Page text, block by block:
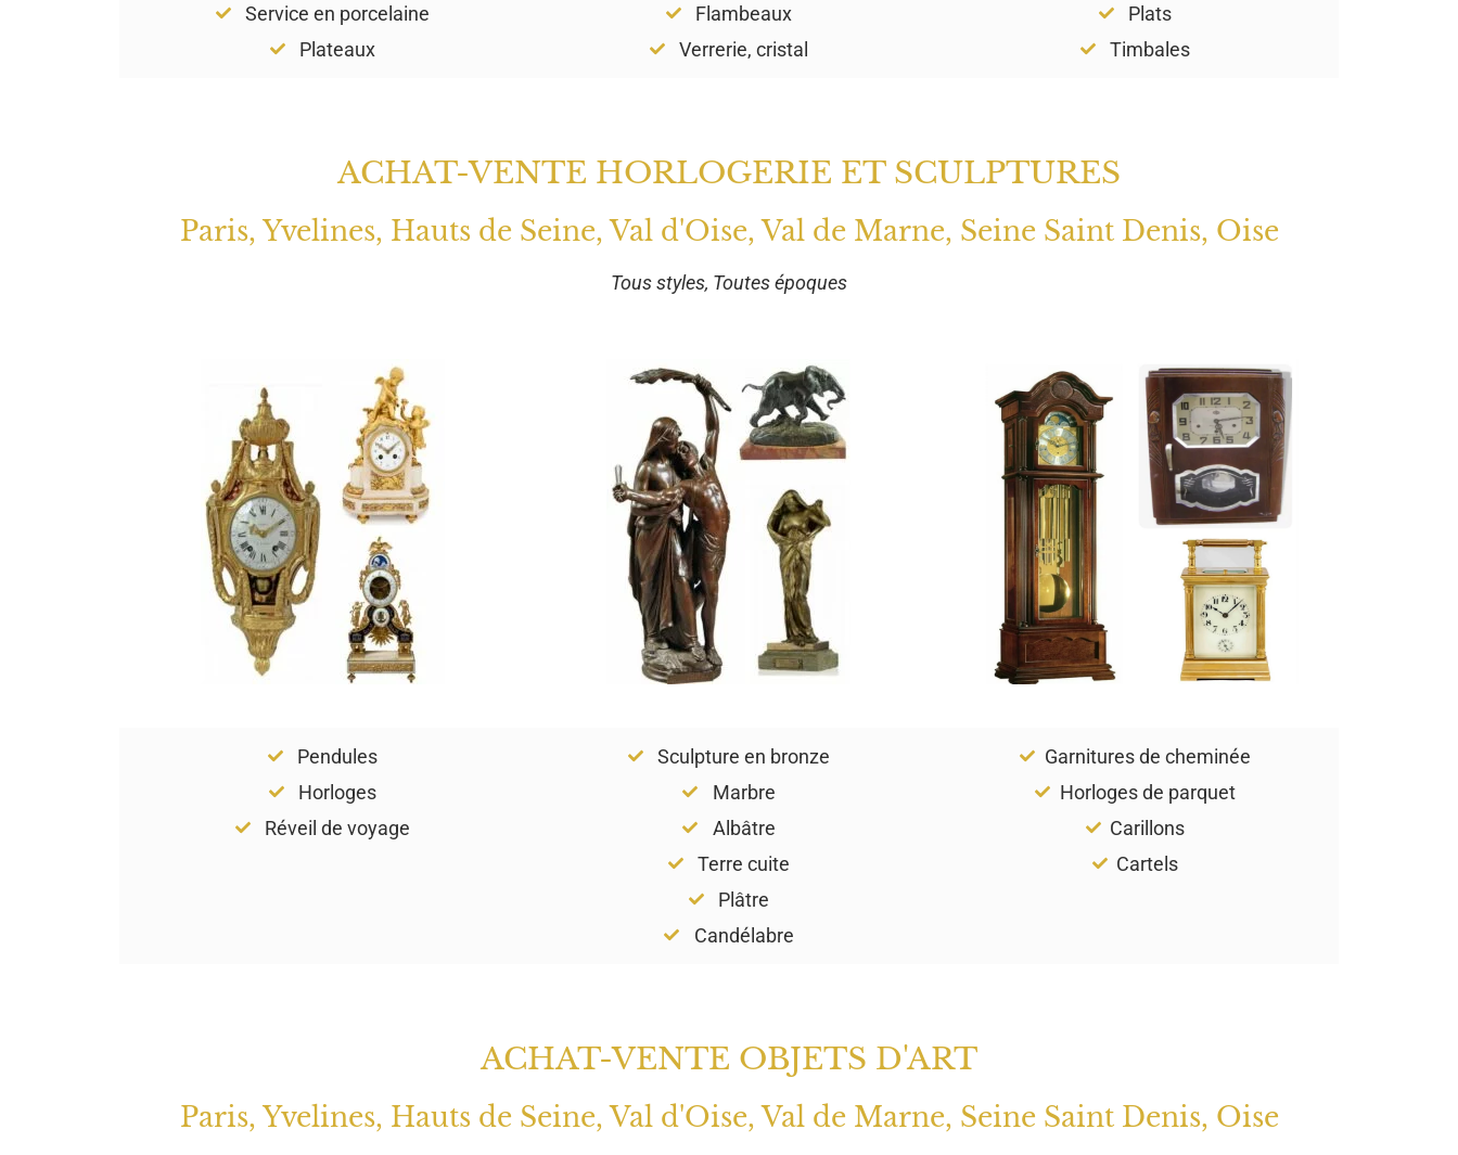
Service en porcelaine
Plateaux
Flambeaux
Verrerie, cristal
Plats
Timbales
ACHAT-VENTE HORLOGERIE ET SCULPTURES
Paris, Yvelines, Hauts de Seine, Val d'Oise, Val de Marne, Seine Saint Denis, Oise
Tous styles, Toutes époques
Pendules
Horloges
Réveil de voyage
Sculpture en bronze
Marbre
Albâtre
Terre cuite
Plâtre
Candélabre
Garnitures de cheminée
Horloges de parquet
Carillons
Cartels
ACHAT-VENTE OBJETS D'ART
Paris, Yvelines, Hauts de Seine, Val d'Oise, Val de Marne, Seine Saint Denis, Oise